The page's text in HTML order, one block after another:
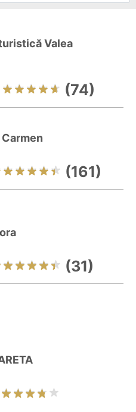
Valea
(74)
(161)
(31)